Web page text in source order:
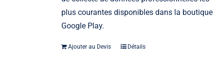
plus courantes disponibles dans la boutique
Google Play.
Ajouter au Devis Détails